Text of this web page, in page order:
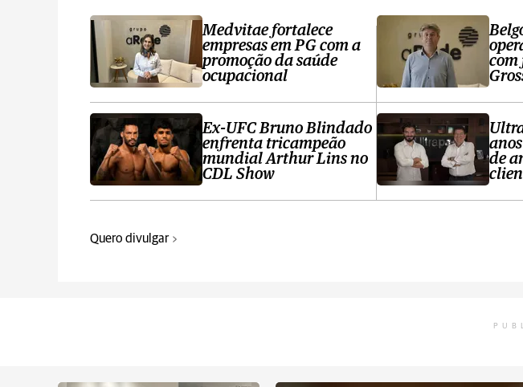
Medvitae fortalece
empresas em PG com a
promoção da saúde
ocupacional
Ex-UFC Bruno Blindado
enfrenta tricampeão
mundial Arthur Lins no
CDL Show
com
de
Quero divulgar